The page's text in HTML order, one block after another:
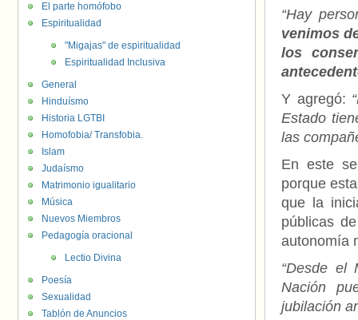
“Hay
venimos
los
Y agregó:
Estado
las
En este
porque
que la
públicas
autonomía
“Desde el
Nación
jubilación
El parte homófobo
Espiritualidad
"Migajas" de espiritualidad
Espiritualidad Inclusiva
General
Hinduísmo
Historia LGTBI
Homofobia/ Transfobia.
Islam
Judaísmo
Matrimonio igualitario
Música
Nuevos Miembros
Pedagogía oracional
Lectio Divina
Poesía
Sexualidad
Tablón de Anuncios